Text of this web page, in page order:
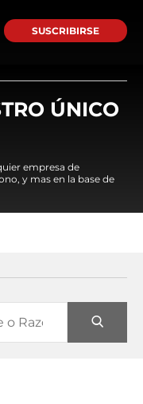
SUSCRIBIRSE
ÚNICO
empresa de
y mas en la base de